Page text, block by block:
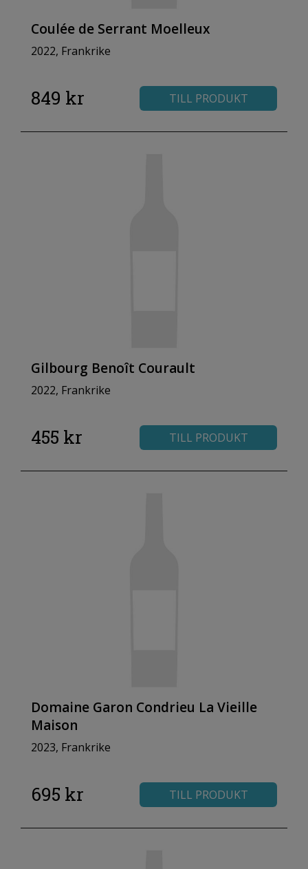
Coulée de Serrant Moelleux
2022, Frankrike
849 kr TILL PRODUKT
Gilbourg Benoît Courault
2022, Frankrike
455 kr TILL PRODUKT
Domaine Garon Condrieu La Vieille
Maison
2023, Frankrike
695 kr TILL PRODUKT